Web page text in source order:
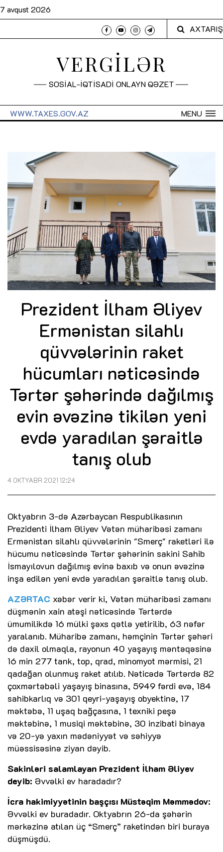
7 avqust 2026
AXTARIŞ
VERGİLƏR
SOSİAL-İQTİSADİ ONLAYN QƏZET
MENU
WWW.TAXES.GOV.AZ
Prezident İlham Əliyev
Ermənistan silahlı
qüvvələrinin raket
hücumları nəticəsində
Tərtər şəhərində dağılmış
evin əvəzinə tikilən yeni
evdə yaradılan şəraitlə
tanış olub
4 OKTYABR 2021 12:24
Oktyabrın 3-də Azərbaycan Respublikasının
Prezidenti İlham Əliyev Vətən müharibəsi zamanı
Ermənistan silahlı qüvvələrinin "Smerç" raketləri ilə
hücumu nəticəsində Tərtər şəhərinin sakini Sahib
İsmayılovun dağılmış evinə baxıb və onun əvəzinə
inşa edilən yeni evdə yaradılan şəraitlə tanış olub.
AZƏRTAC xəbər verir ki, Vətən müharibəsi zamanı
düşmənin xain atəşi nəticəsində Tərtərdə
ümumilikdə 16 mülki şəxs qətlə yetirilib, 63 nəfər
yaralanıb. Müharibə zamanı, həmçinin Tərtər şəhəri
də daxil olmaqla, rayonun 40 yaşayış məntəqəsinə
16 min 277 tank, top, qrad, minomyot mərmisi, 21
qadağan olunmuş raket atılıb. Nəticədə Tərtərdə 82
çoxmərtəbəli yaşayış binasına, 5949 fərdi evə, 184
sahibkarlıq və 301 qeyri-yaşayış obyektinə, 17
məktəbə, 11 uşaq bağçasına, 1 texniki peşə
məktəbinə, 1 musiqi məktəbinə, 30 inzibati binaya
və 20-yə yaxın mədəniyyət və səhiyyə
müəssisəsinə ziyan dəyib.
Sakinləri salamlayan Prezident İlham Əliyev
deyib: Əvvəlki ev haradadır?
İcra hakimiyyətinin başçısı Müstəqim Məmmədov:
Əvvəlki ev buradadır. Oktyabrın 26-da şəhərin
mərkəzinə atılan üç “Smerç” raketindən biri buraya
düşmüşdü.